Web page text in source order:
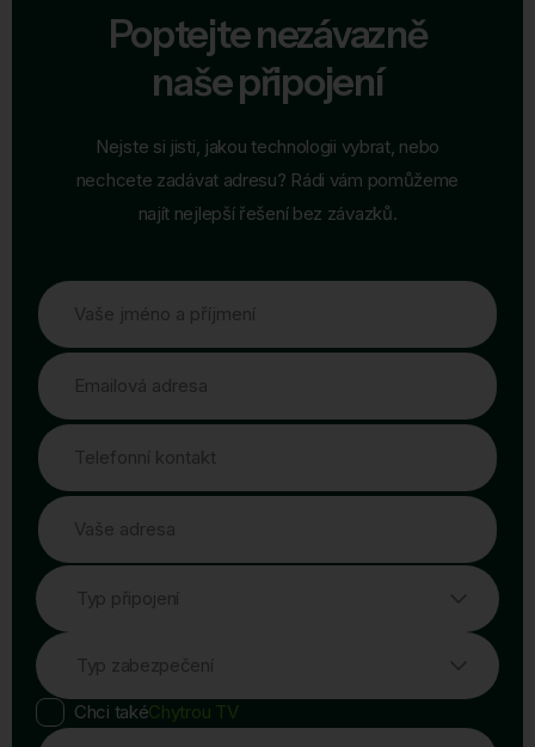
Poptejte nezávazně
naše připojení
Nejste si jisti, jakou technologii vybrat, nebo
nechcete zadávat adresu? Rádi vám pomůžeme
najít nejlepší řešení bez závazků.
Vaše jméno a příjmení
Emailová adresa
Telefonní kontakt
Vaše adresa
Typ připojení
Typ zabezpečení
Chci takéChytrou TV